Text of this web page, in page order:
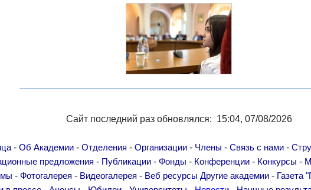
Сайт последний раз обновлялся: 15:04, 07/08/2026
- Об Академии - Отделения - Организации - Члены - Связь с нами -
предложения - Публикации - Фонды - Конференции - Конкурсы -
- Фотогалерея - Видеогалерея - Веб ресурсы Другие академии - Газета